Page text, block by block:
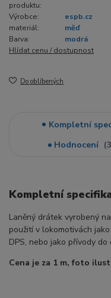
produktu:
Výrobce:
espb.cz
materiál:
měď
Barva:
modrá
Hlídat cenu / dostupnost
Do oblíbených
Kompletní
Hodnocení
3
Kompletní
Laněný drátek vyrobený
použití v lokomotivách
DPS, nebo jako přívody
Cena je za 1 m, foto